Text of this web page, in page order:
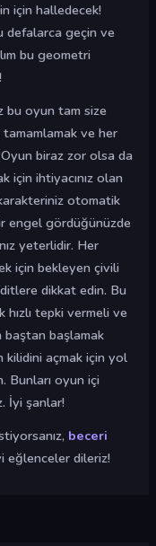
için halledecek!
defalarca geçin ve
bu geometri
bu oyun tam size
tamamlamak ve her
biraz zor olsa da
için ihtiyacınız olan
otomatik
engel gördüğünüzde
yeterlidir. Her
için bekleyen çivili
dikkat edin. Bu
tepki vermeli ve
baştan başlamak
kilidini açmak için yol
Bunları oyun içi
İyi şanlar!
beceri
eğlenceler dileriz!